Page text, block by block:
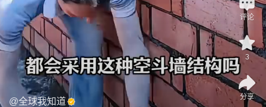
@全球我知道
评论
3
分享